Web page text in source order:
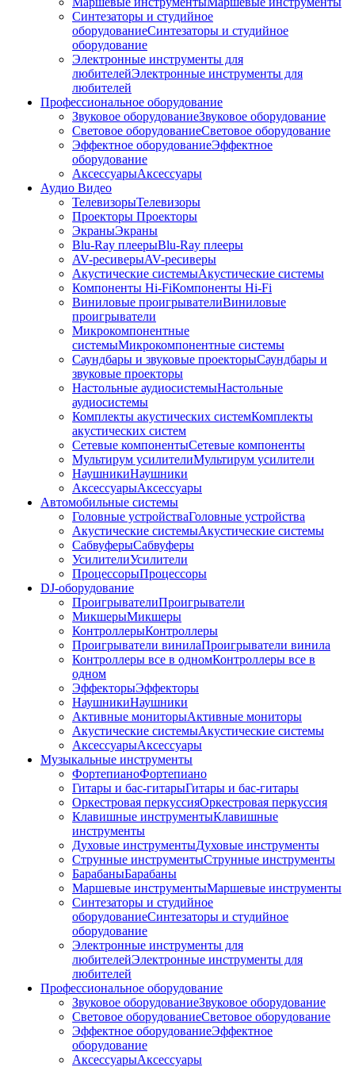
Синтезаторы и студийное
оборудованиеСинтезаторы и студийное
оборудование
Электронные инструменты для
любителейЭлектронные инструменты для
любителей
Профессиональное оборудование
Звуковое оборудованиеЗвуковое оборудование
Световое оборудованиеСветовое оборудование
Эффектное оборудованиеЭффектное
оборудование
АксессуарыАксессуары
Аудио Видео
ТелевизорыТелевизоры
Проекторы Проекторы
ЭкраныЭкраны
Blu-Ray плеерыBlu-Ray плееры
AV-ресиверыAV-ресиверы
Акустические системыАкустические системы
Компоненты Hi-FiКомпоненты Hi-Fi
Виниловые проигрывателиВиниловые
проигрыватели
Микрокомпонентные
системыМикрокомпонентные системы
Саундбары и звуковые проекторыСаундбары и
звуковые проекторы
Настольные аудиосистемыНастольные
аудиосистемы
Комплекты акустических системКомплекты
акустических систем
Сетевые компонентыСетевые компоненты
Мультирум усилителиМультирум усилители
НаушникиНаушники
АксессуарыАксессуары
Автомобильные системы
Головные устройстваГоловные устройства
Акустические системыАкустические системы
СабвуферыСабвуферы
УсилителиУсилители
ПроцессорыПроцессоры
DJ-оборудование
ПроигрывателиПроигрыватели
МикшерыМикшеры
КонтроллерыКонтроллеры
Проигрыватели винилаПроигрыватели винила
Контроллеры все в одномКонтроллеры все в
одном
ЭффекторыЭффекторы
НаушникиНаушники
Активные мониторыАктивные мониторы
Акустические системыАкустические системы
АксессуарыАксессуары
Музыкальные инструменты
ФортепианоФортепиано
Гитары и бас-гитарыГитары и бас-гитары
Оркестровая перкуссияОркестровая перкуссия
Клавишные инструментыКлавишные
инструменты
Духовые инструментыДуховые инструменты
Струнные инструментыСтрунные инструменты
БарабаныБарабаны
Маршевые инструментыМаршевые инструменты
Синтезаторы и студийное
оборудованиеСинтезаторы и студийное
оборудование
Электронные инструменты для
любителейЭлектронные инструменты для
любителей
Профессиональное оборудование
Звуковое оборудованиеЗвуковое оборудование
Световое оборудованиеСветовое оборудование
Эффектное оборудованиеЭффектное
оборудование
АксессуарыАксессуары